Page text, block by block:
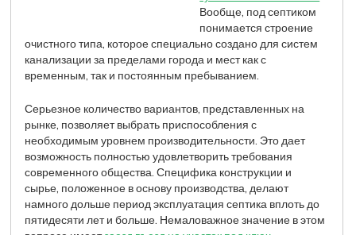
Вообще, под септиком
понимается строение
очистного типа, которое специально создано для систем
канализации за пределами города и мест как с
временным, так и постоянным пребыванием.
Серьезное количество вариантов, представленных на
рынке, позволяет выбрать приспособления с
необходимым уровнем производительности. Это дает
возможность полностью удовлетворить требования
современного общества. Специфика конструкции и
сырье, положенное в основу производства, делают
намного дольше период эксплуатация септика вплоть до
пятидесяти лет и больше. Немаловажное значение в этом